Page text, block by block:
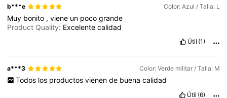
b***e Color: Azul / Talla: L
Muy bonito ,viene un pocogrande
Product Quality: Excelentecalidad
Útil (1)
a***3 Color: Verde militar / Talla: M
Todos los productos vienen de buena calidad
Útil (6)